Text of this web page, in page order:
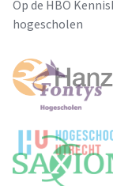
Op de HBO
hogescholen